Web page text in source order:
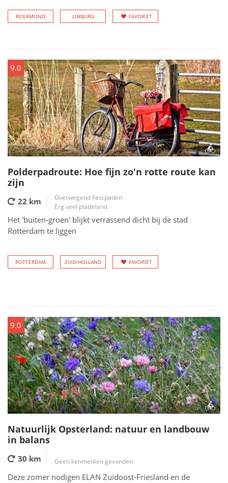
ROERMOND LIMBURG FAVORIET
9.0
Polderpadroute: Hoe fijn zo'n rotte route kan
zijn
22 km
Overwegend fietspaden
Erg veel platteland
Het 'buiten-groen' blijkt verrassend dicht bij de stad
Rotterdam te liggen
ROTTERDAM ZUID-HOLLAND FAVORIET
9.0
Natuurlijk Opsterland: natuur en landbouw
in balans
30 km Geen kenmerken gevonden
Deze zomer nodigen ELAN Zuidoost-Friesland en de